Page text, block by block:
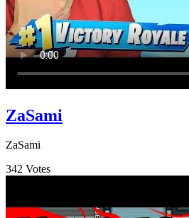
ZaSami
ZaSami
342 Votes